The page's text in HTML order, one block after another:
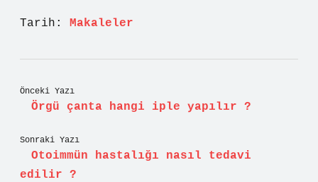
Tarih: Makaleler
Önceki Yazı
Örgü çanta hangi iple yapılır ?
Sonraki Yazı
Otoimmün hastalığı nasıl tedavi
edilir ?